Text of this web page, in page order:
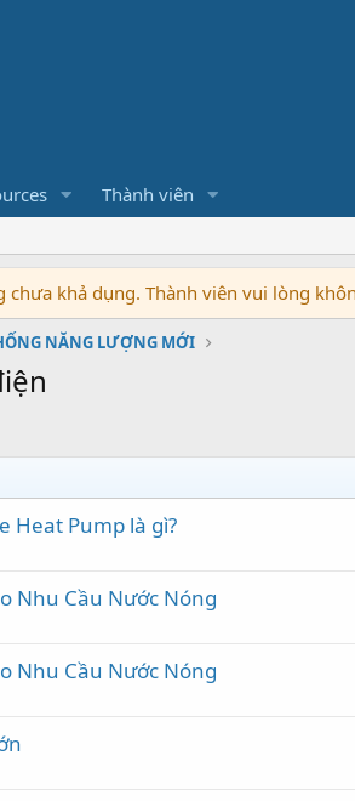
Thành viên
chưa khả dụng. Thành viên vui lòng
NĂNG LƯỢNG MỚI
Heat Pump là gì?
Nhu Cầu Nước Nóng
Nhu Cầu Nước Nóng